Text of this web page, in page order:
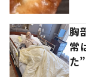
胸
常
た